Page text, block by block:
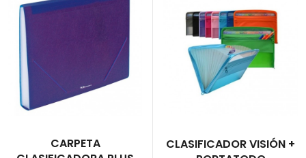
CARPETA
CLASIFICADOR VISIÓN +